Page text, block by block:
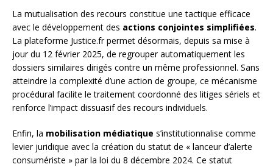
La mutualisation des recours constitue une tactique efficace
avec le développement des actions conjointes simplifiées.
La plateforme Justice.fr permet désormais, depuis sa mise à
jour du 12 février 2025, de regrouper automatiquement les
dossiers similaires dirigés contre un même professionnel. Sans
atteindre la complexité d’une action de groupe, ce mécanisme
procédural facilite le traitement coordonné des litiges sériels et
renforce l’impact dissuasif des recours individuels.
Enfin, la mobilisation médiatique s’institutionnalise comme
levier juridique avec la création du statut de « lanceur d’alerte
consumériste » par la loi du 8 décembre 2024. Ce statut